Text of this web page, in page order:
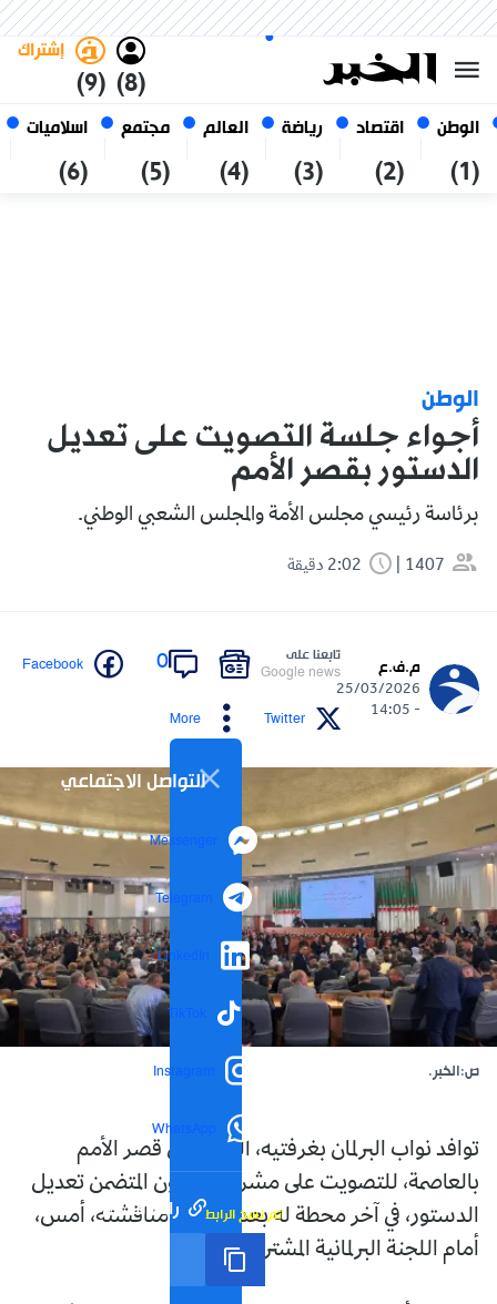
الوطن
(1)
اقتصاد
(2)
رياضة
(3)
العالم
(4)
مجتمع
(5)
اسلاميات
(6)
(8)
إشتراك
(9)
06 أغسطس 2026
الجزائر
الوطن
أجواء جلسة التصويت على تعديل
الدستور بقصر الأمم
برئاسة رئيسي مجلس الأمة والمجلس الشعبي الوطني.
1407
م.ف.ع
25/03/2026
- 14:05
تابعنا على
Google news
0
Facebook
Twitter
More
التواصل الاجتماعي
Messenger
Telegram
LinkedIn
TikTok
Instagram
WhatsApp
رابط مختصر تم نسخ الرابط
ص:الخبر.
توافد نواب البرلمان بغرفتيه، اليوم، على قصر الأمم
بالعاصمة، للتصويت على مشروع القانون المتضمن تعديل
الدستور، في آخر محطة له بعد عرضه ومناقشته، أمس،
أمام اللجنة البرلمانية المشتركة.